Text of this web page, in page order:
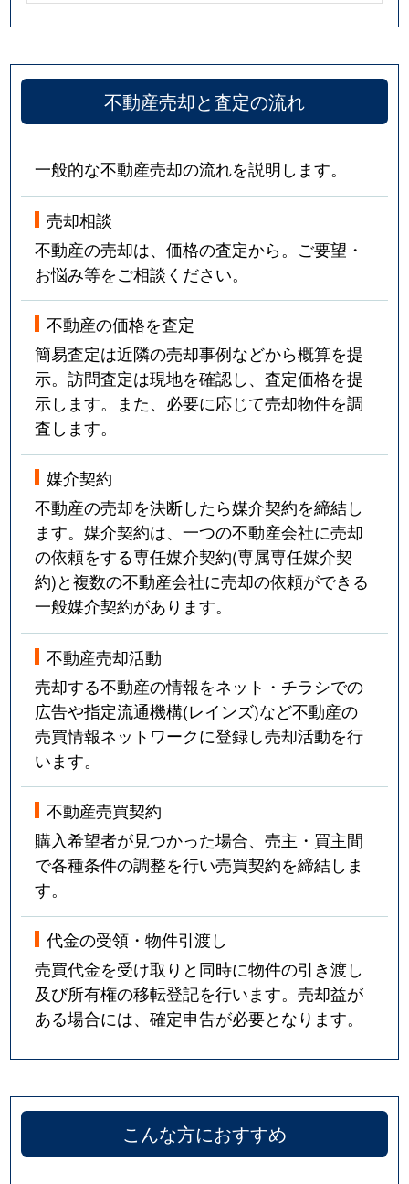
不動産売却と査定の流れ
一般的な不動産売却の流れを説明します。
売却相談
不動産の売却は、価格の査定から。ご要望・
お悩み等をご相談ください。
不動産の価格を査定
簡易査定は近隣の売却事例などから概算を提
示。訪問査定は現地を確認し、査定価格を提
示します。また、必要に応じて売却物件を調
査します。
媒介契約
不動産の売却を決断したら媒介契約を締結し
ます。媒介契約は、一つの不動産会社に売却
の依頼をする専任媒介契約(専属専任媒介契
約)と複数の不動産会社に売却の依頼ができる
一般媒介契約があります。
不動産売却活動
売却する不動産の情報をネット・チラシでの
広告や指定流通機構(レインズ)など不動産の
売買情報ネットワークに登録し売却活動を行
います。
不動産売買契約
購入希望者が見つかった場合、売主・買主間
で各種条件の調整を行い売買契約を締結しま
す。
代金の受領・物件引渡し
売買代金を受け取りと同時に物件の引き渡し
及び所有権の移転登記を行います。売却益が
ある場合には、確定申告が必要となります。
こんな方におすすめ